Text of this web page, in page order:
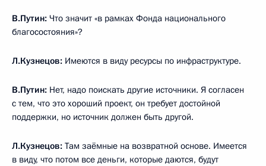
В.Путин: Что значит «в рамках Фонда национального
благосостояния»?
Л.Кузнецов: Имеются в виду ресурсы по инфраструктуре.
В.Путин: Нет, надо поискать другие источники. Я согласен
с тем, что это хороший проект, он требует достойной
поддержки, но источник должен быть другой.
Л.Кузнецов: Там заёмные на возвратной основе. Имеется
в виду, что потом все деньги, которые даются, будут